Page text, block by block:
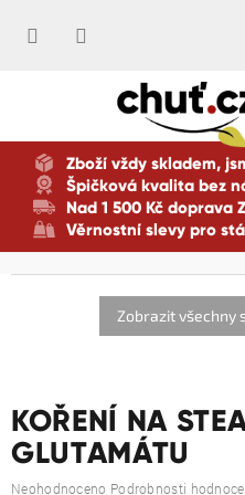
Zboží vždy skladem,
Špičková kvalita bez
Nad 1 500 Kč doprava
Věrnostní slevy pro
KOŘENÍ NA
GLUTAMÁTU
Průměrné
Neohodnoceno Podrobnosti
Zobrazit všechny